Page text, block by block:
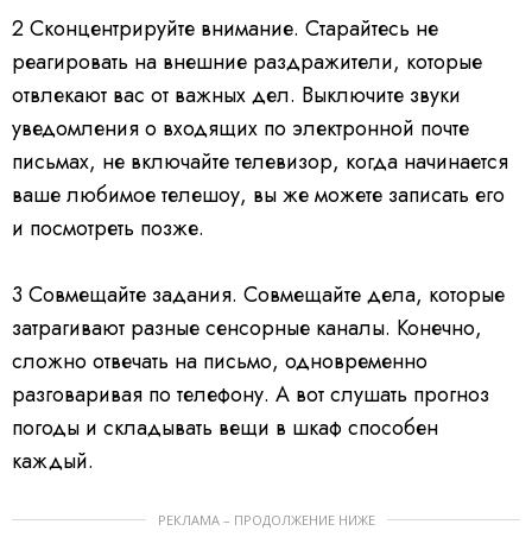
2Сконцентрируйте внимание. Старайтесь не
реагировать на внешние раздражители, которые
отвлекают вас от важных дел. Выключите звуки
уведомления о входящих по электронной почте
письмах, не включайте телевизор, когда начинается
ваше любимое телешоу, вы же можете записать его
и посмотреть позже.
3 Совмещайте задания. Совмещайте дела, которые
затрагивают разные сенсорные каналы. Конечно,
сложно отвечать на письмо, одновременно
разговаривая по телефону. А вот слушать прогноз
погоды и складывать вещи в шкаф способен
каждый.
РЕКЛАМА – ПРОДОЛЖЕНИЕ НИЖЕ